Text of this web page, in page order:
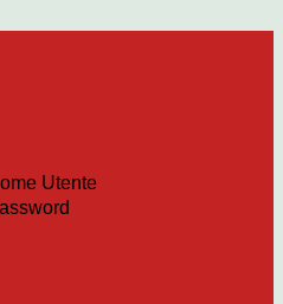
Utente